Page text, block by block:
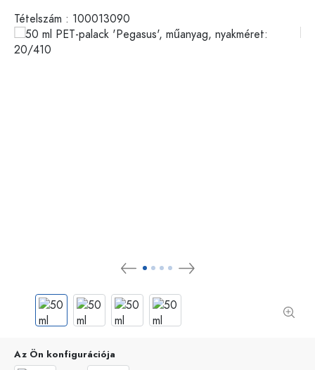
Tételszám : 100013090
Az Ön konfigurációja